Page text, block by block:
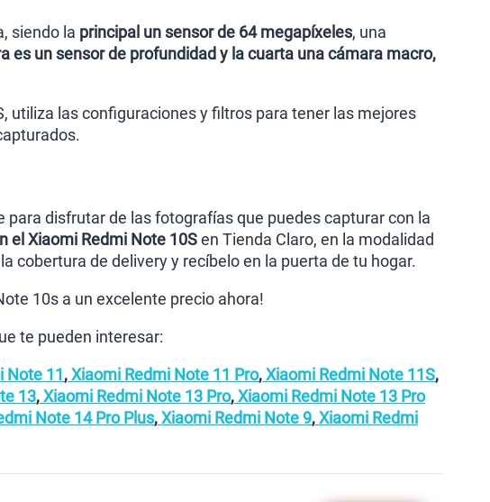
siendo la principal un sensor de 64 megapíxeles, una
es un sensor de profundidad y la cuarta una cámara macro,
utiliza las configuraciones y filtros para tener las mejores
disfrutar de las fotografías que puedes capturar con la
el Xiaomi Redmi Note 10Sen Tienda Claro, en la modalidad
cobertura de delivery y recíbelo en la puerta de tu hogar.
10s a un excelente precio ahora!
te pueden interesar:
Note 11,Xiaomi Redmi Note 11 Pro,Xiaomi Redmi Note 11S,
13,Xiaomi Redmi Note 13 Pro,Xiaomi Redmi Note 13 Pro
Note 14 Pro Plus,Xiaomi Redmi Note 9,Xiaomi Redmi